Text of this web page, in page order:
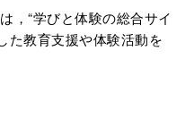
，“学びと体験の総合サイ
た教育支援や体験活動を